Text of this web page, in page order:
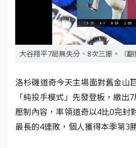
大谷翔平7局無失分、8次三振。（翻
洛杉磯道奇今天主場面對舊金山
「純投手模式」先發登板，繳出
壓制內容，率領道奇以4比0完封
最長的4連敗，個人獲得本季第3